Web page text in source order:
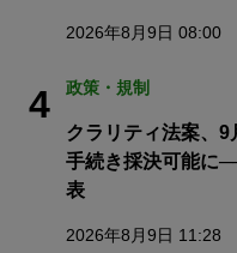
2026年8月9日 08:00
4 政策・規制
クラリティ法案、9
手続き採決可能に
表
2026年8月9日 11:28